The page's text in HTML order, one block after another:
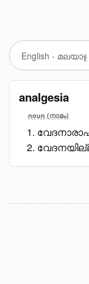
analgesia
noun (നാമം)